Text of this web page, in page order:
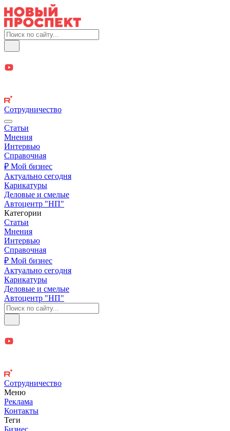
Сотрудничество
Статьи
Мнения
Интервью
Справочная
₽ Мой бизнес
Актуально сегодня
Карикатуры
Деловые и смелые
Автоцентр "НП"
Категории
Статьи
Мнения
Интервью
Справочная
₽ Мой бизнес
Актуально сегодня
Карикатуры
Деловые и смелые
Автоцентр "НП"
Сотрудничество
Меню
Реклама
Контакты
Теги
Бизнес